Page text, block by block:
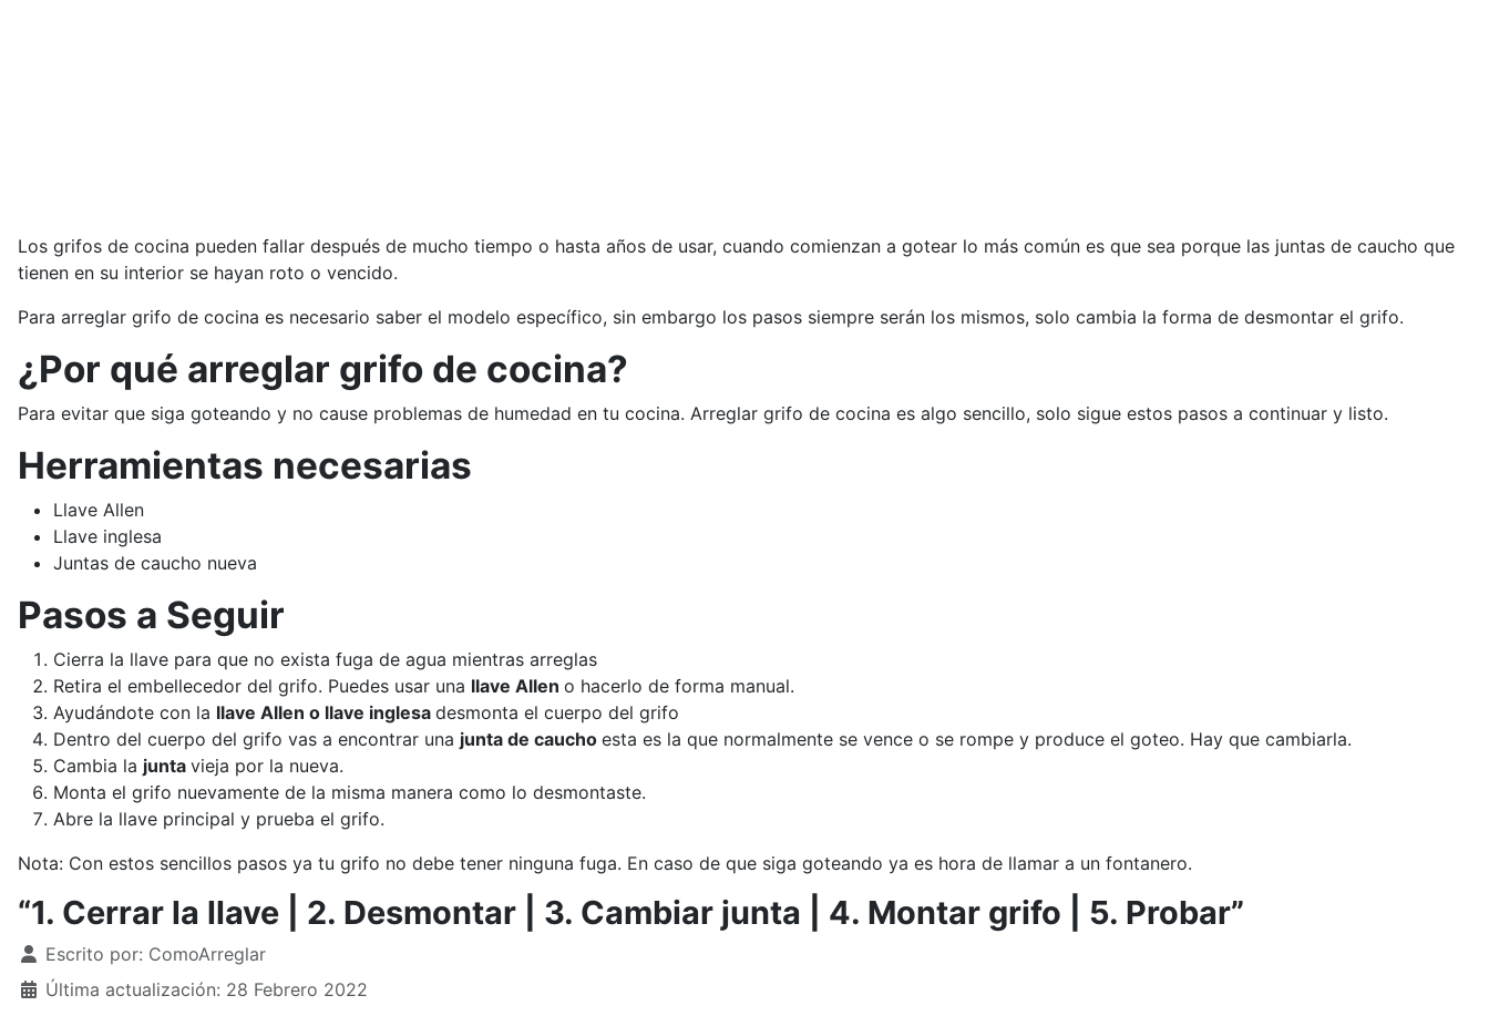
Los grifos de cocina pueden fallar después de mucho tiempo o hasta años de usar, cuando comienzan a gotear lo más común es que sea porque las juntas de caucho que
tienen en su interior se hayan roto o vencido.
Para arreglar grifo de cocina es necesario saber el modelo específico, sin embargo los pasos siempre serán los mismos, solo cambia la forma de desmontar el grifo.
¿Por qué arreglar grifo de cocina?
Para evitar que siga goteando y no cause problemas de humedad en tu cocina. Arreglar grifo de cocina es algo sencillo, solo sigue estos pasos a continuar y listo.
Herramientas necesarias
Llave Allen
Llave inglesa
Juntas de caucho nueva
Pasos a Seguir
Cierra la llave para que no exista fuga de agua mientras arreglas
Retira el embellecedor del grifo. Puedes usar una llave Allen o hacerlo de forma manual.
Ayudándote con la llave Allen o llave inglesa desmonta el cuerpo del grifo
Dentro del cuerpo del grifo vas a encontrar una junta de caucho esta es la que normalmente se vence o se rompe y produce el goteo. Hay que cambiarla.
Cambia la junta vieja por la nueva.
Monta el grifo nuevamente de la misma manera como lo desmontaste.
Abre la llave principal y prueba el grifo.
Nota: Con estos sencillos pasos ya tu grifo no debe tener ninguna fuga. En caso de que siga goteando ya es hora de llamar a un fontanero.
“1. Cerrar la llave | 2. Desmontar | 3. Cambiar junta | 4. Montar grifo | 5. Probar”
Detalles
Escrito por: ComoArreglar
Última actualización: 28 Febrero 2022